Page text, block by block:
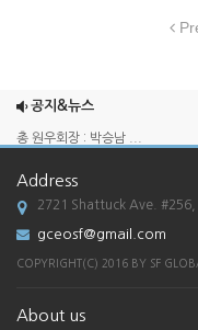
공지&뉴스
2024 송년회
총 원우회장 : 박승남 ...
2025 송년회
2024 송년회
Address
2721 Shattuck Ave. #256,
gceosf@gmail.com
COPYRIGHT(C) 2016 BY SF
About us